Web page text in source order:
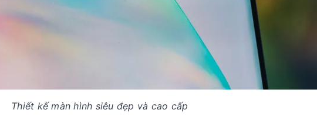
Thiết kế màn hình siêu đẹp và cao cấp